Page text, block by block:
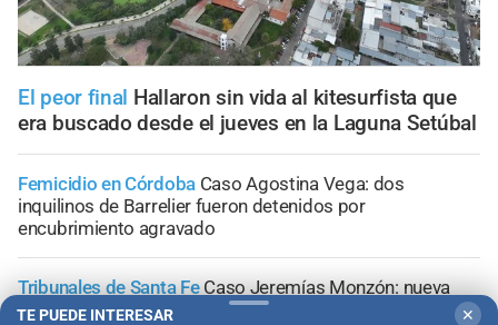
El peor final Hallaron sin vida al kitesurfista que
era buscado desde el jueves en la Laguna Setúbal
Femicidio en Córdoba Caso Agostina Vega: dos
inquilinos de Barrelier fueron detenidos por
encubrimiento agravado
Tribunales de Santa Fe Caso Jeremías Monzón: nueva
imputación para la menor involucrada en el crimen
TE PUEDE INTERESAR ✕